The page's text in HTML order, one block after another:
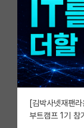
전체글보기
베스트 게시판
IF 명예의전당
자유 게시판(
미국 유학 게
[김박사넷재팬
부트캠프 1기 참